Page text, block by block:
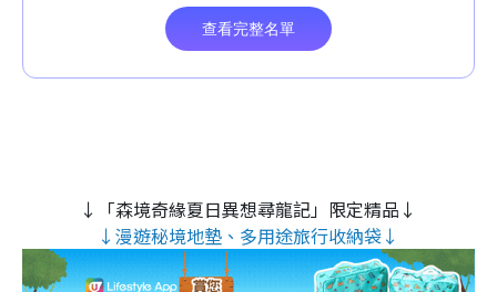
↓「森境奇緣夏日異想尋龍記」限定精品↓
↓漫遊秘境地墊、多用途旅行收納袋↓